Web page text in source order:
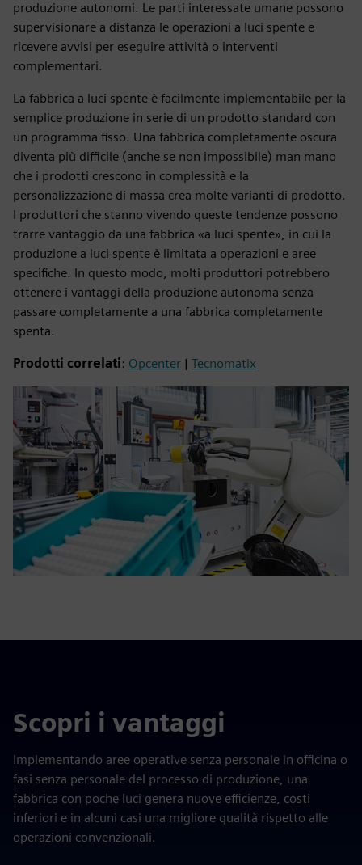
produzione autonomi. Le parti interessate umane possono
supervisionare a distanza le operazioni a luci spente e
ricevere avvisi per eseguire attività o interventi
complementari.
La fabbrica a luci spente è facilmente implementabile per la
semplice produzione in serie di un prodotto standard con
un programma fisso. Una fabbrica completamente oscura
diventa più difficile (anche se non impossibile) man mano
che i prodotti crescono in complessità e la
personalizzazione di massa crea molte varianti di prodotto.
I produttori che stanno vivendo queste tendenze possono
trarre vantaggio da una fabbrica «a luci spente», in cui la
produzione a luci spente è limitata a operazioni e aree
specifiche. In questo modo, molti produttori potrebbero
ottenere i vantaggi della produzione autonoma senza
passare completamente a una fabbrica completamente
spenta.
Prodotti correlati: Opcenter | Tecnomatix
Scopri i vantaggi
Implementando aree operative senza personale in officina o
fasi senza personale del processo di produzione, una
fabbrica con poche luci genera nuove efficienze, costi
inferiori e in alcuni casi una migliore qualità rispetto alle
operazioni convenzionali.